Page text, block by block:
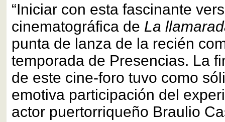
“Iniciar con esta fascinante
cinematográfica de La
punta de lanza de la recién
temporada de Presencias. La
de este cine-foro tuvo como
emotiva participación del
actor puertorriqueño Braulio